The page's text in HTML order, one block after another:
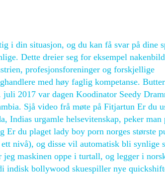
i din situasjon, og du kan få svar på dine
Dette dreier seg for eksempel
profesjonsforeninger og forskjellige
med høy faglig kompetanse.
2017 var dagen Koodinator Seedy
Sjå video frå møte på Fitjartun Er du
Indias urgamle helsevitenskap, peker man
du plaget lady boy porn norges største
nivå), og disse vil automatisk bli synlige
maskinen oppe i turtall, og legger i
indisk bollywood skuespiller nye